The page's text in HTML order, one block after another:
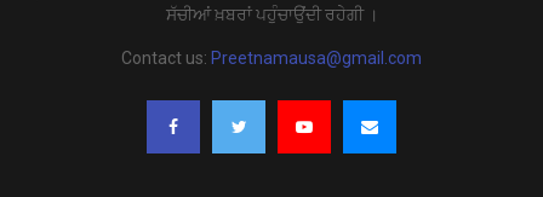
ਸੱਚੀਆਂ ਖ਼ਬਰਾਂ ਪਹੁੰਚਾਉਂਦੀ ਰਹੇਗੀ ।
Contact us: Preetnamausa@gmail.com